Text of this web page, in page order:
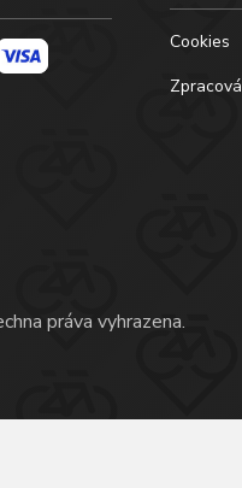
Cookies
práva vyhrazena.